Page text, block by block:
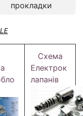
прокладки
Схема
Електрок
лапанів